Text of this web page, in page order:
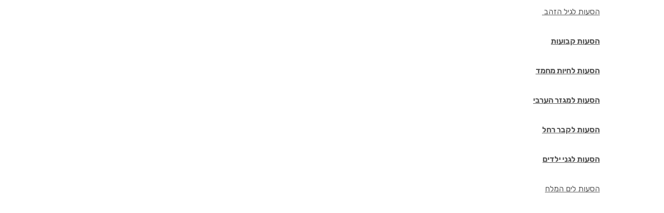
הסעות לגיל הזהב
הסעות קבועות
הסעות לחיות מחמד
הסעות למגזר הערבי
הסעות לקבר רחל
הסעות לגני ילדים
הסעות לים המלח